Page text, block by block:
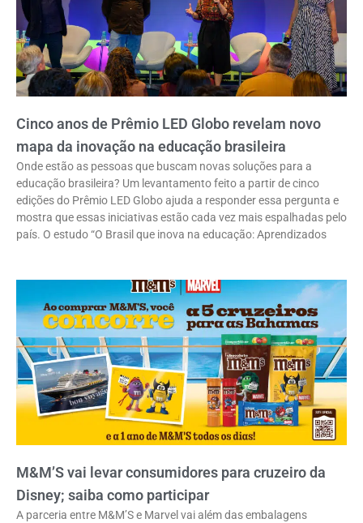
Cinco anos de Prêmio LED Globo revelam novo
mapa da inovação na educação brasileira
Onde estão as pessoas que buscam novas soluções para a
educação brasileira? Um levantamento feito a partir de cinco
edições do Prêmio LED Globo ajuda a responder essa pergunta e
mostra que essas iniciativas estão cada vez mais espalhadas pelo
país. O estudo “O Brasil que inova na educação: Aprendizados
M&M’S vai levar consumidores para cruzeiro da
Disney; saiba como participar
A parceria entre M&M’S e Marvel vai além das embalagens